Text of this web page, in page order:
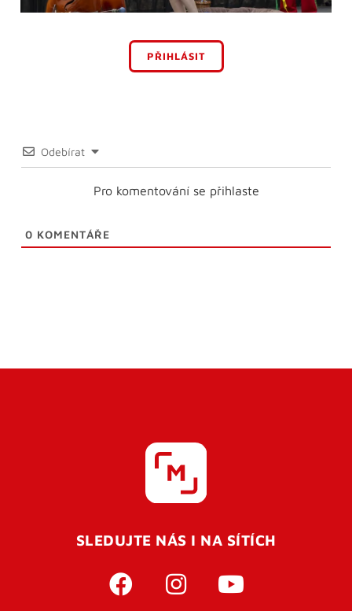
PŘIHLÁSIT
Odebírat
Pro komentování se přihlaste
0 KOMENTÁŘE
SLEDUJTE NÁS I NA SÍTÍCH